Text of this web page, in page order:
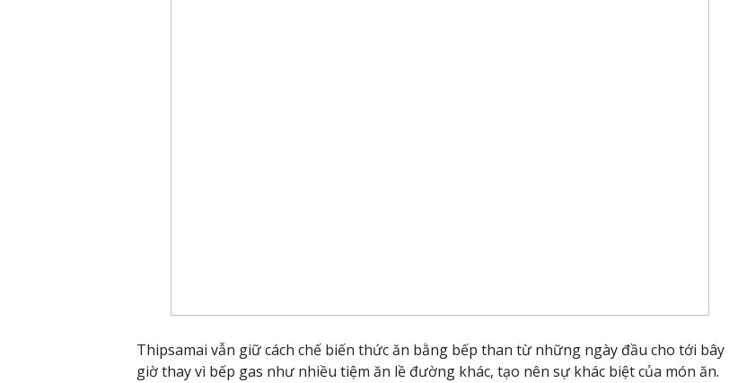
Thipsamai vẫn giữ cách chế biến thức ăn bằng bếp than từ những ngày đầu cho tới bây
giờ thay vì bếp gas như nhiều tiệm ăn lề đường khác, tạo nên sự khác biệt của món ăn.